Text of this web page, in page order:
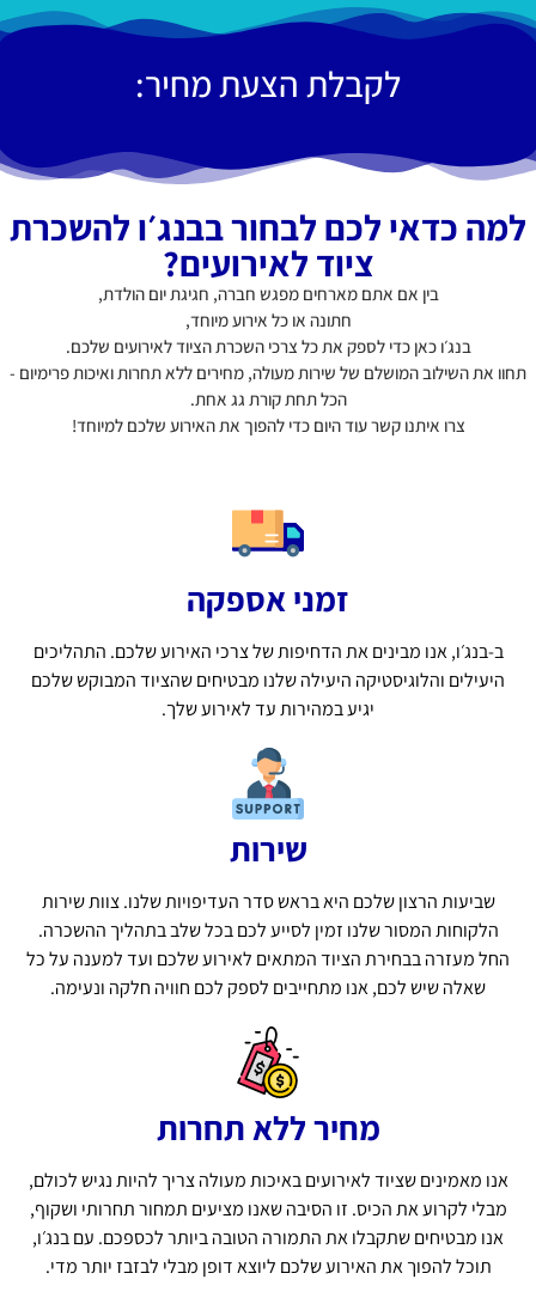
לקבלת הצעת מחיר:
למה כדאי לכם לבחור בבנג׳ו להשכרת
ציוד לאירועים?
בין אם אתם מארחים מפגש חברה, חגיגת יום הולדת,
חתונה או כל אירוע מיוחד,
בנג׳ו כאן כדי לספק את כל צרכי השכרת הציוד לאירועים שלכם.
תחוו את השילוב המושלם של שירות מעולה, מחירים ללא תחרות ואיכות פרימיום -
הכל תחת קורת גג אחת.
צרו איתנו קשר עוד היום כדי להפוך את האירוע שלכם למיוחד!
זמני אספקה
ב-בנג׳ו, אנו מבינים את הדחיפות של צרכי האירוע שלכם. התהליכים
היעילים והלוגיסטיקה היעילה שלנו מבטיחים שהציוד המבוקש שלכם
יגיע במהירות עד לאירוע שלך.
שירות
שביעות הרצון שלכם היא בראש סדר העדיפויות שלנו. צוות שירות
הלקוחות המסור שלנו זמין לסייע לכם בכל שלב בתהליך ההשכרה.
החל מעזרה בבחירת הציוד המתאים לאירוע שלכם ועד למענה על כל
שאלה שיש לכם, אנו מתחייבים לספק לכם חוויה חלקה ונעימה.
מחיר ללא תחרות
אנו מאמינים שציוד לאירועים באיכות מעולה צריך להיות נגיש לכולם,
מבלי לקרוע את הכיס. זו הסיבה שאנו מציעים תמחור תחרותי ושקוף,
אנו מבטיחים שתקבלו את התמורה הטובה ביותר לכספכם. עם בנג׳ו,
תוכל להפוך את האירוע שלכם ליוצא דופן מבלי לבזבז יותר מדי.